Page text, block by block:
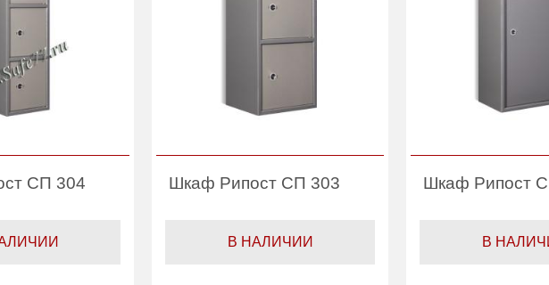
СП 304 Шкаф Рипост СП 303
В НАЛИЧИИ
Шкаф Рипост
В